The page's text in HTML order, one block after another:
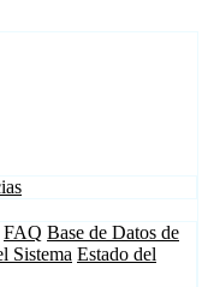
FAQ Base de Datos de
Sistema Estado del